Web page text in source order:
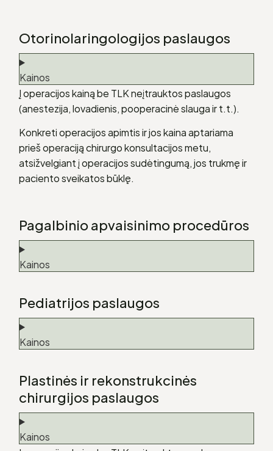
Otorinolaringologijos paslaugos
Kainos
Į operacijos kainą be TLK neįtrauktos paslaugos
(anestezija, lovadienis, pooperacinė slauga ir t.t.).
Konkreti operacijos apimtis ir jos kaina aptariama
prieš operaciją chirurgo konsultacijos metu,
atsižvelgiant į operacijos sudėtingumą, jos trukmę ir
paciento sveikatos būklę.
Pagalbinio apvaisinimo procedūros
Kainos
Pediatrijos paslaugos
Kainos
Plastinės ir rekonstrukcinės
chirurgijos paslaugos
Kainos